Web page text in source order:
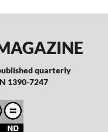
quarterly
1390-7247